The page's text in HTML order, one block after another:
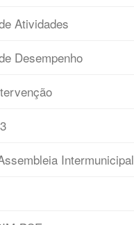
Atividades
Desempenho
Intermunicipal